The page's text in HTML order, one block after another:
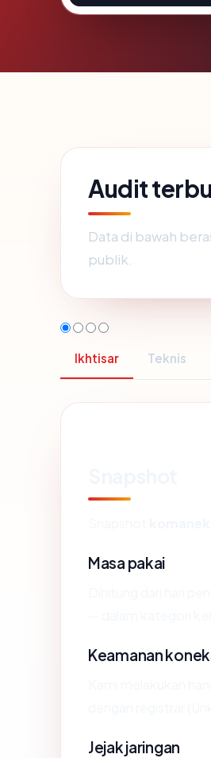
Audit
Data di bawah
publik.
Ikhtisar Teknis
Masa pakai
Keamanan
Jejak jaringan